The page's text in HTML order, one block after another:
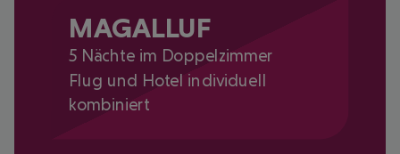
MAGALLUF
5 Nächte im Doppelzimmer
Flug und Hotel individuell
kombiniert